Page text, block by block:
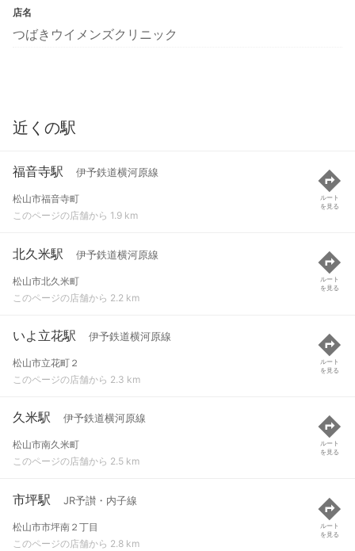
店名
つばきウイメンズクリニック
近くの駅
福音寺駅 伊予鉄道横河原線
松山市福音寺町
このページの店舗から 1.9 km
ルート
を見る
北久米駅 伊予鉄道横河原線
松山市北久米町
このページの店舗から 2.2 km
ルート
を見る
いよ立花駅 伊予鉄道横河原線
松山市立花町２
このページの店舗から 2.3 km
ルート
を見る
久米駅 伊予鉄道横河原線
松山市南久米町
このページの店舗から 2.5 km
ルート
を見る
市坪駅 JR予讃・内子線
松山市市坪南２丁目
このページの店舗から 2.8 km
ルート
を見る